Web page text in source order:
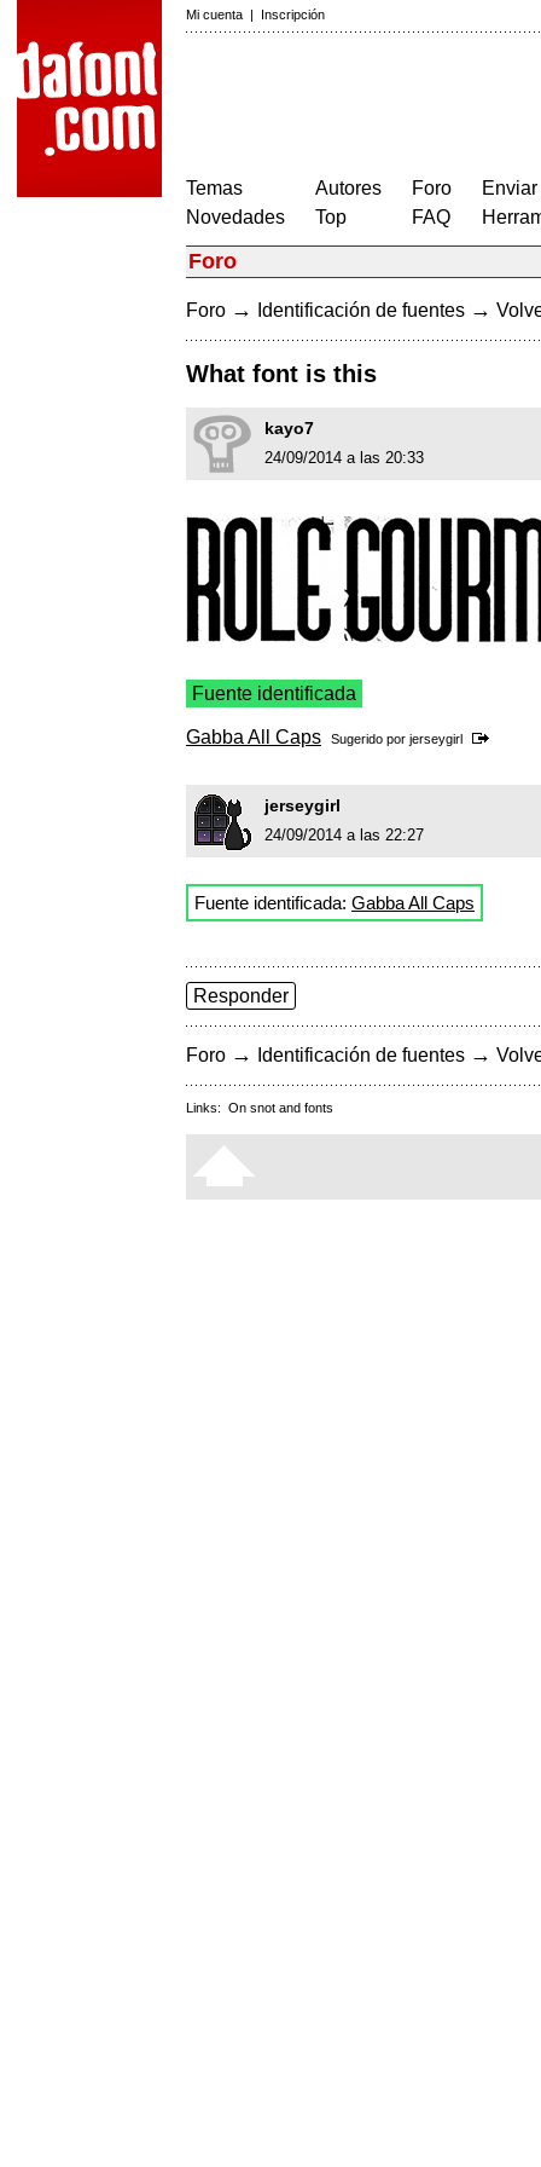
Mi cuenta | Inscripción
Temas
Novedades
Autores
Top
Foro
FAQ
Foro
Foro → Identificación de fuentes →
What font is this
kayo7
24/09/2014 a las 20:33
Fuente identificada
Gabba All Caps Sugerido por jerseygirl
jerseygirl
24/09/2014 a las 22:27
Fuente identificada: Gabba All Caps
Responder
Foro → Identificación de fuentes →
Links: On snot and fonts